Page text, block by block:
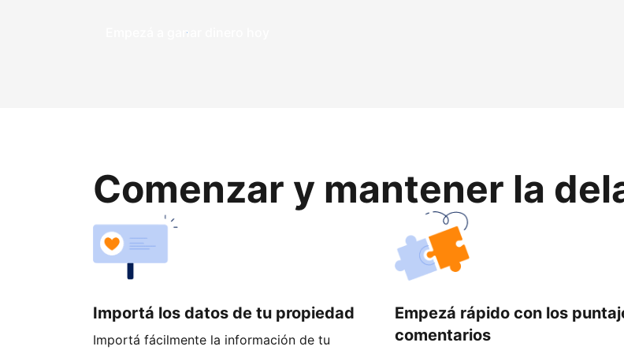
Empezá a ganar dinero hoy
Comenzar y mantener la
Importá los datos de tu propiedad
Importá fácilmente la información de tu
Empezá rápido con los
comentarios